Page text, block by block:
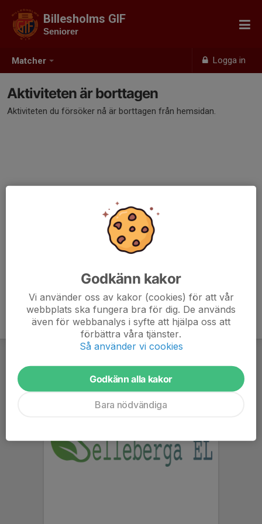
Matcher Logga in
Billesholms GIF
Seniorer
Aktiviteten är borttagen
Aktiviteten du försöker nå är borttagen från hemsidan.
Godkänn kakor
Vi använder oss av kakor (cookies) för att vår
webbplats ska fungera bra för dig. De används
även för webbanalys i syfte att hjälpa oss att
förbättra våra tjänster.
Så använder vi cookies
Godkänn alla kakor
Bara nödvändiga